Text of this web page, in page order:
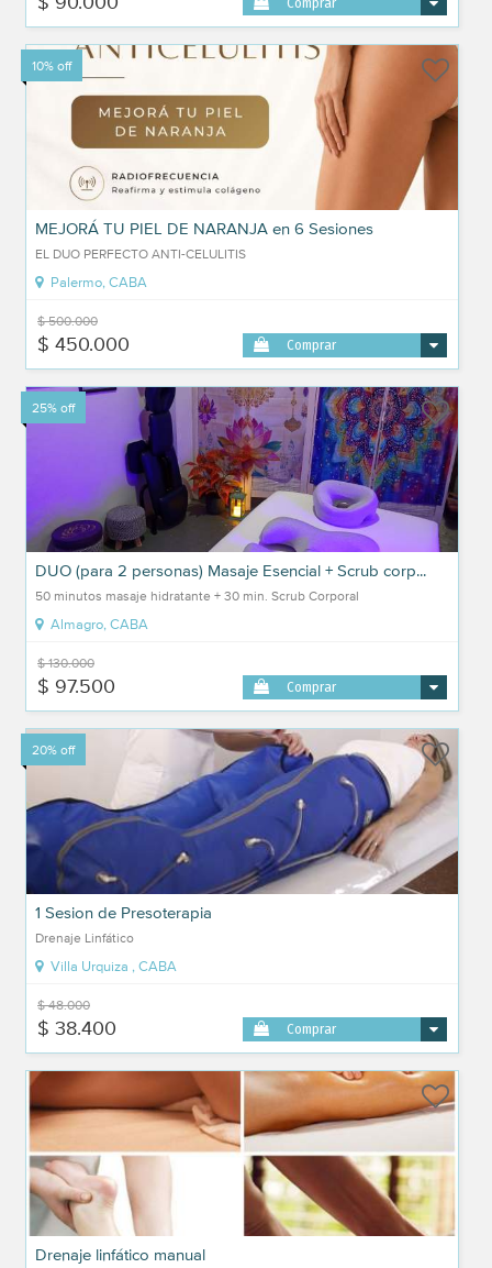
10% off
MEJORÁ TU PIEL DE NARANJA en 6 Sesiones
EL DUO PERFECTO ANTI-CELULITIS
Palermo, CABA
$ 500.000
$ 450.000 Comprar
25% off
DUO (para 2 personas) Masaje Esencial + Scrub corp...
50 minutos masaje hidratante + 30 min. Scrub Corporal
Almagro, CABA
$ 130.000
$ 97.500 Comprar
20% off
1 Sesion de Presoterapia
Drenaje Linfático
Villa Urquiza , CABA
$ 48.000
$ 38.400 Comprar
Drenaje linfático manual